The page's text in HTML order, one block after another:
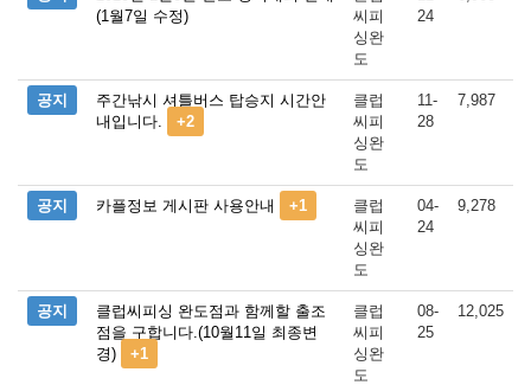
(1월7일 수정)
씨피
싱완
도
24
공지
주간낚시 셔틀버스 탑승지 시간안
내입니다.
+2
클럽
씨피
싱완
도
11-
28
7,987
공지 카플정보 게시판 사용안내 +1
클럽
씨피
싱완
도
04-
24
9,278
공지
클럽씨피싱 완도점과 함께할 출조
점을 구합니다.(10월11일 최종변
경)
+1
클럽
씨피
싱완
도
08-
25
12,025